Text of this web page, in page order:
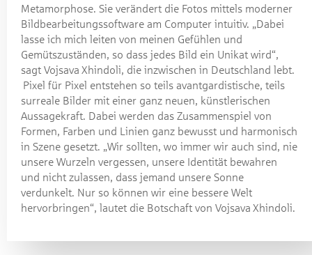
Metamorphose. Sie verändert die Fotos mittels moderner
Bildbearbeitungssoftware am Computer intuitiv. „Dabei
lasse ich mich leiten von meinen Gefühlen und
Gemütszuständen, so dass jedes Bild ein Unikat wird“,
sagt Vojsava Xhindoli, die inzwischen in Deutschland lebt.
Pixel für Pixel entstehen so teils avantgardistische, teils
surreale Bilder mit einer ganz neuen, künstlerischen
Aussagekraft. Dabei werden das Zusammenspiel von
Formen, Farben und Linien ganz bewusst und harmonisch
in Szene gesetzt. „Wir sollten, wo immer wir auch sind, nie
unsere Wurzeln vergessen, unsere Identität bewahren
und nicht zulassen, dass jemand unsere Sonne
verdunkelt. Nur so können wir eine bessere Welt
hervorbringen“, lautet die Botschaft von Vojsava Xhindoli.